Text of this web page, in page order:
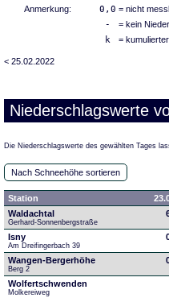
Anmerkung: 0,0 = nicht
- = kein
k =
< 25.02.2022
Niederschlagswerte
Die Niederschlagswerte des gewählten Tages
Nach Schneehöhe sortieren
Station
Waldachtal
Gerhard-Sonnenbergstraße
Isny
Am Dreifingerbach 39
Wangen-Bergerhöhe
Berg 2
Wolfertschwenden
Molkereiweg